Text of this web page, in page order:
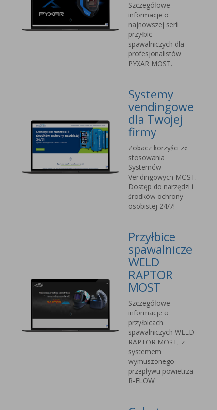
Szczegółowe
informacje o
najnowszej serii
przyłbic
spawalniczych dla
profesjonalistów
PYXAR MOST.
Systemy
vendingowe
dla Twojej
firmy
Zobacz korzyści ze
stosowania
Systemów
Vendingowych MOST.
Dostęp do narzędzi i
środków ochrony
osobistej 24/7!
Przyłbice
spawalnicze
WELD
RAPTOR
MOST
Szczegółowe
informacje o
przyłbicach
spawalniczych WELD
RAPTOR MOST, z
systemem
wymuszonego
przepływu powietrza
R-FLOW.